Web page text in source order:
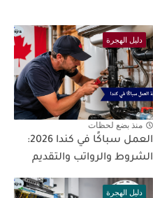
دليل الهجرة
منذ بضع لحظات
العمل سباكًا في كندا 2026:
الشروط والرواتب والتقديم
دليل الهجرة